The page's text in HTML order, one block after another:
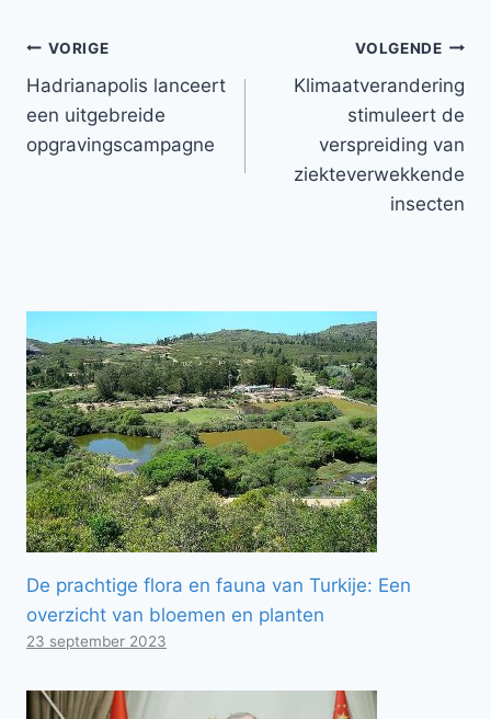
Bericht
navigatie
VORIGE
Hadrianapolis lanceert
een uitgebreide
opgravingscampagne
VOLGENDE
Klimaatverandering
stimuleert de
verspreiding van
ziekteverwekkende
insecten
De prachtige flora en fauna van Turkije: Een
overzicht van bloemen en planten
23 september 2023